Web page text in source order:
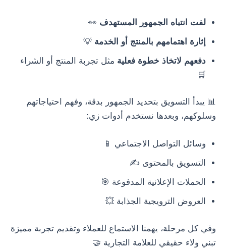
لفت انتباه الجمهور المستهدف 👀
إثارة اهتمامهم بالمنتج أو الخدمة 💡
دفعهم لاتخاذ خطوة فعلية مثل تجربة المنتج أو الشراء
🛒
📊 يبدأ التسويق بتحديد الجمهور بدقة، وفهم احتياجاتهم
وسلوكهم، وبعدها نستخدم أدوات زي:
وسائل التواصل الاجتماعي 📱
التسويق بالمحتوى ✍️
الحملات الإعلانية المدفوعة 🎯
العروض الترويجية الجذابة 💥
وفي كل مرحلة، يهمنا الاستماع للعملاء وتقديم تجربة مميزة
تبني ولاء حقيقي للعلامة التجارية 🤝